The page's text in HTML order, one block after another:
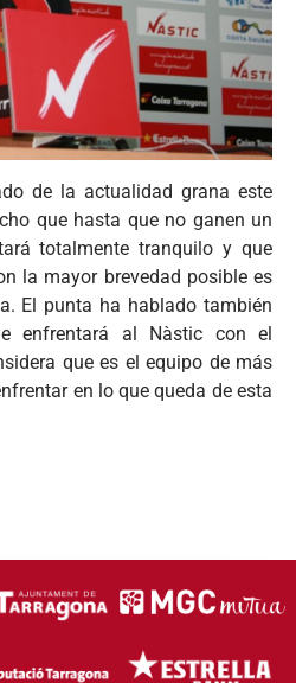
de la actualidad grana este
que hasta que no ganen un
totalmente tranquilo y que
la mayor brevedad posible es
El punta ha hablado también
enfrentará al Nàstic con el
que es el equipo de más
en lo que queda de esta